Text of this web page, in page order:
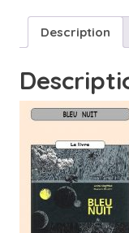
9
11
ans
Description